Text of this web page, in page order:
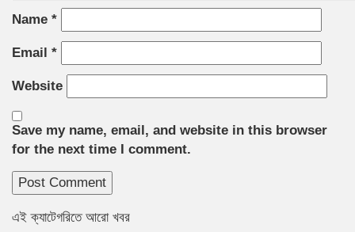
Name *
Email *
Website
Save my name, email, and website in this browser
for the next time I comment.
এই ক্যাটেগরিতে আরো খবর